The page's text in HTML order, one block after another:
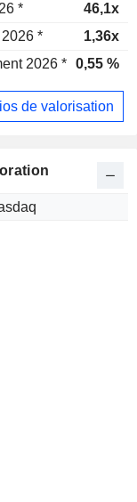
*
46,1x
*
1,36x
2026 * 0,55 %
de valorisation